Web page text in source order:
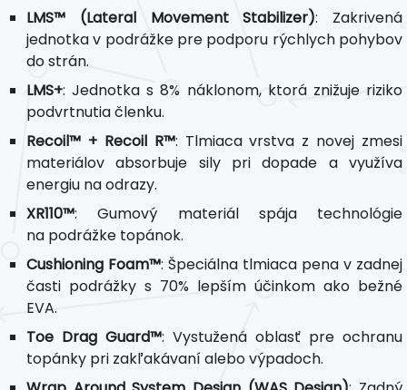
LMS™ (Lateral Movement Stabilizer): Zakrivená
jednotka v podrážke pre podporu rýchlych pohybov
do strán.
LMS+: Jednotka s 8% náklonom, ktorá znižuje riziko
podvrtnutia členku.
Recoil™ + Recoil R™: Tlmiaca vrstva z novej zmesi
materiálov absorbuje sily pri dopade a využíva
energiu na odrazy.
XR110™: Gumový materiál spája technológie
na podrážke topánok.
Cushioning Foam™: Špeciálna tlmiaca pena v zadnej
časti podrážky s 70% lepším účinkom ako bežné
EVA.
Toe Drag Guard™: Vystužená oblasť pre ochranu
topánky pri zakľakávaní alebo výpadoch.